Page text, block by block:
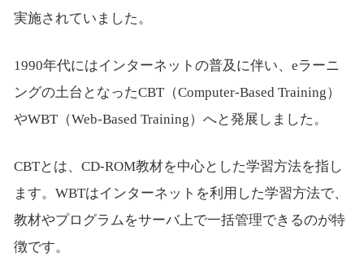
実施されていました。
1990年代にはインターネットの普及に伴い、eラーニ
ングの土台となったCBT（Computer-Based Training）
やWBT（Web-Based Training）へと発展しました。
CBTとは、CD-ROM教材を中心とした学習方法を指し
ます。WBTはインターネットを利用した学習方法で、
教材やプログラムをサーバ上で一括管理できるのが特
徴です。